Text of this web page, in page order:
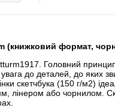
(книжковий формат,
Головний
до деталей, до яких
скетчбука (150 г/м2)
лінером або чорнилом.